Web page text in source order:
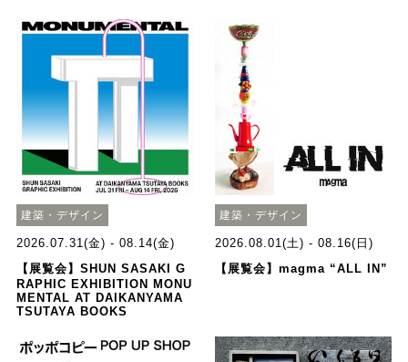
建築・デザイン
2026.07.31(金) - 08.14(金)
【展覧会】SHUN SASAKI G
RAPHIC EXHIBITION MONU
MENTAL AT DAIKANYAMA
TSUTAYA BOOKS
建築・デザイン
2026.08.01(土) - 08.16(日)
【展覧会】magma “ALL IN”